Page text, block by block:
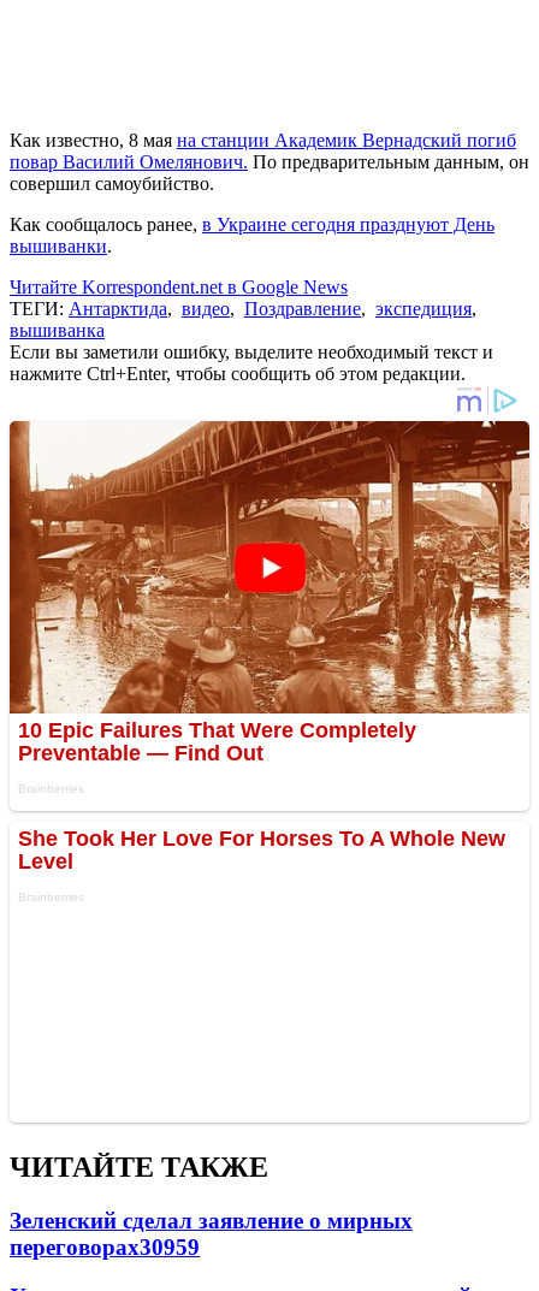
Как известно, 8 мая на станции Академик Вернадский погиб
повар Василий Омелянович. По предварительным данным, он
совершил самоубийство.
Как сообщалось ранее, в Украине сегодня празднуют День
вышиванки.
Читайте Korrespondent.net в Google News
ТЕГИ: Антарктида, видео, Поздравление, экспедиция,
вышиванка
Если вы заметили ошибку, выделите необходимый текст и
нажмите Ctrl+Enter, чтобы сообщить об этом редакции.
ЧИТАЙТЕ ТАКЖЕ
Зеленский сделал заявление о мирных
переговорах30959